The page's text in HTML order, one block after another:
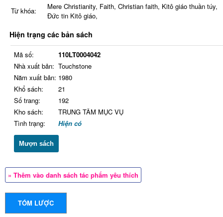
Từ khóa:
Mere Christianity, Faith, Christian faith, Kitô giáo thuần túy,
Đức tin Kitô giáo,
Hiện trạng các bản sách
Mã số:
110LT0004042
Nhà xuất bản: Touchstone
Năm xuất bản: 1980
Khổ sách:
21
Số trang:
192
Kho sách:
TRUNG TÂM MỤC VỤ
Tình trạng:
Hiện có
Mượn sách
» Thêm vào danh sách tác phẩm yêu thích
TÓM LƯỢC